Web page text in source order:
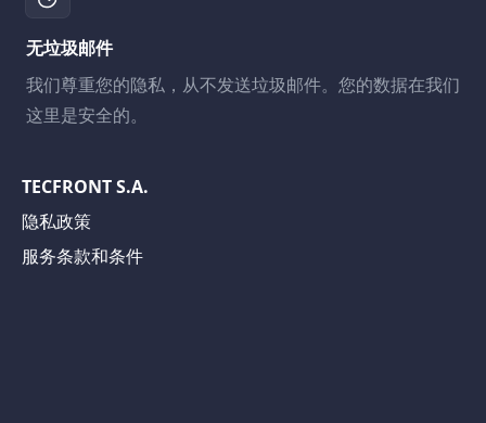
无垃圾邮件
我们尊重您的隐私，从不发送垃圾邮件。您的数据在我们
这里是安全的。
TECFRONT S.A.
隐私政策
服务条款和条件